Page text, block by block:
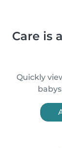
Care is
Quickly